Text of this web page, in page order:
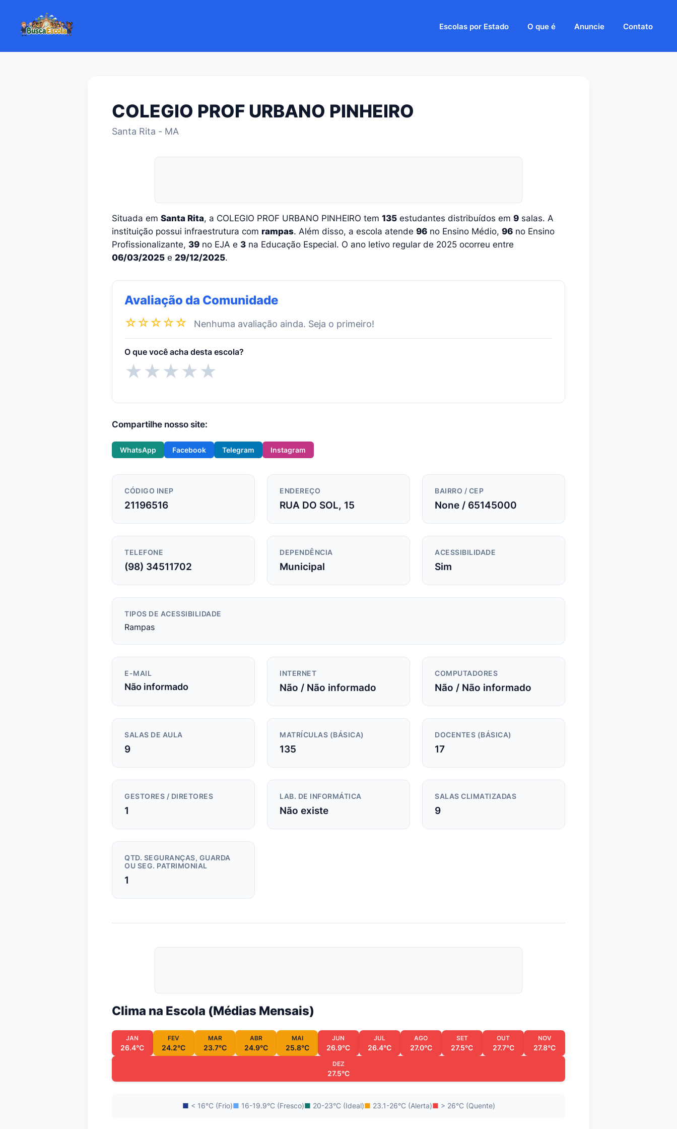
Escolas por Estado O que é Anuncie Contato
COLEGIO PROF URBANO PINHEIRO
Santa Rita - MA
Situada em Santa Rita, a COLEGIO PROF URBANO PINHEIRO tem 135 estudantes distribuídos em 9 salas. A
instituição possui infraestrutura com rampas. Além disso, a escola atende 96 no Ensino Médio, 96 no Ensino
Profissionalizante, 39 no EJA e 3 na Educação Especial. O ano letivo regular de 2025 ocorreu entre
06/03/2025 e 29/12/2025.
Avaliação da Comunidade
☆☆☆☆☆
Nenhuma avaliação ainda. Seja o primeiro!
O que você acha desta escola?
★★★★★
Compartilhe nosso site:
WhatsApp Facebook Telegram Instagram
CÓDIGO INEP
21196516
ENDEREÇO
RUA DO SOL, 15
BAIRRO / CEP
None / 65145000
TELEFONE
(98) 34511702
DEPENDÊNCIA
Municipal
ACESSIBILIDADE
Sim
TIPOS DE ACESSIBILIDADE
Rampas
E-MAIL
Não informado
INTERNET
Não / Não informado
COMPUTADORES
Não / Não informado
SALAS DE AULA
9
MATRÍCULAS (BÁSICA)
135
DOCENTES (BÁSICA)
17
GESTORES / DIRETORES
1
LAB. DE INFORMÁTICA
Não existe
SALAS CLIMATIZADAS
9
QTD. SEGURANÇAS, GUARDA
OU SEG. PATRIMONIAL
1
Clima na Escola (Médias Mensais)
JAN
26.4°C
FEV
24.2°C
MAR
23.7°C
ABR
24.9°C
MAI
25.8°C
JUN
26.9°C
JUL
26.4°C
AGO
27.0°C
SET
27.5°C
OUT
27.7°C
NOV
27.8°C
DEZ
27.5°C
■ < 16°C (Frio)■ 16-19.9°C (Fresco)■ 20-23°C (Ideal)■ 23.1-26°C (Alerta)■ > 26°C (Quente)